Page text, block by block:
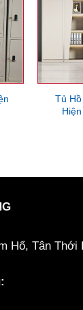
Tủ
Hổ, Tân Thới